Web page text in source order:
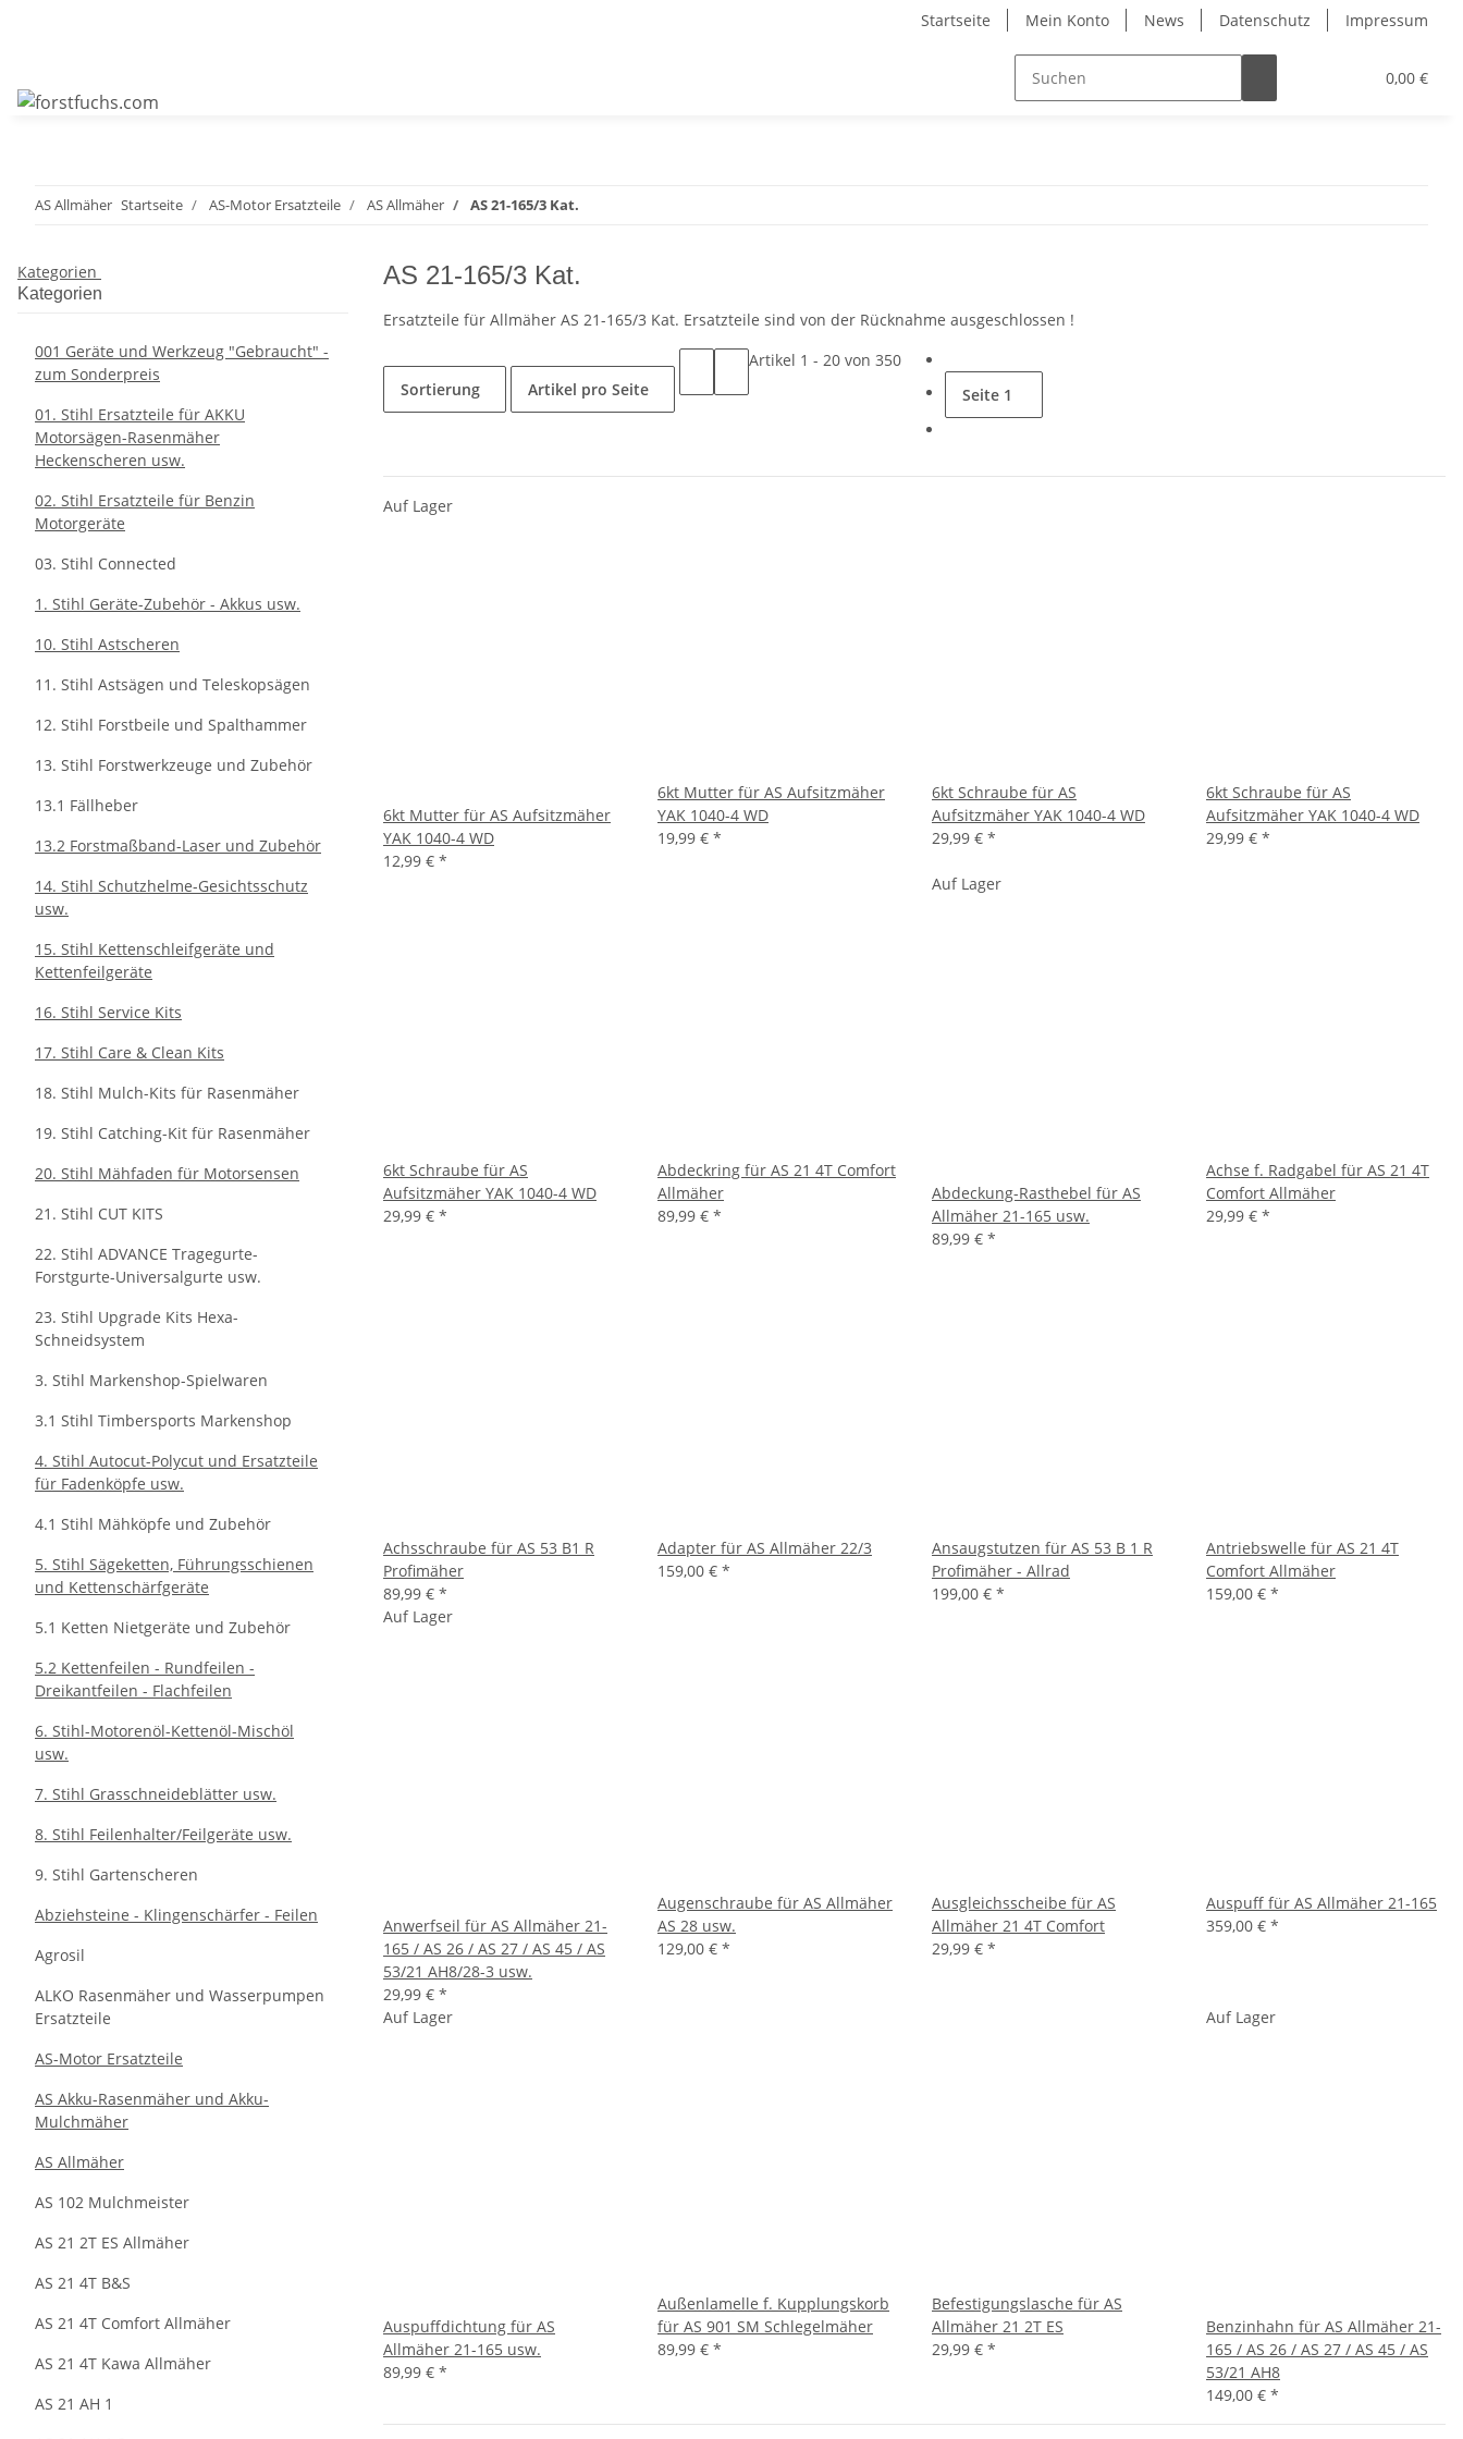
Startseite Mein Konto News Datenschutz Impressum
0,00 €
AS Allmäher Startseite AS-Motor Ersatzteile AS Allmäher AS 21-165/3 Kat.
AS 21-165/3 Kat.
Ersatzteile für Allmäher AS 21-165/3 Kat. Ersatzteile sind von der Rücknahme ausgeschlossen !
Sortierung Artikel pro Seite
Artikel 1 - 20 von 350
Seite 1
Auf Lager
6kt Mutter für AS Aufsitzmäher
YAK 1040-4 WD
12,99 € *
6kt Mutter für AS Aufsitzmäher
YAK 1040-4 WD
19,99 € *
6kt Schraube für AS
Aufsitzmäher YAK 1040-4 WD
29,99 € *
6kt Schraube für AS
Aufsitzmäher YAK 1040-4 WD
29,99 € *
6kt Schraube für AS
Aufsitzmäher YAK 1040-4 WD
29,99 € *
Abdeckring für AS 21 4T Comfort
Allmäher
89,99 € *
Auf Lager
Abdeckung-Rasthebel für AS
Allmäher 21-165 usw.
89,99 € *
Achse f. Radgabel für AS 21 4T
Comfort Allmäher
29,99 € *
Achsschraube für AS 53 B1 R
Profimäher
89,99 € *
Adapter für AS Allmäher 22/3
159,00 € *
Ansaugstutzen für AS 53 B 1 R
Profimäher - Allrad
199,00 € *
Antriebswelle für AS 21 4T
Comfort Allmäher
159,00 € *
Auf Lager
Anwerfseil für AS Allmäher 21-
165 / AS 26 / AS 27 / AS 45 / AS
53/21 AH8/28-3 usw.
29,99 € *
Augenschraube für AS Allmäher
AS 28 usw.
129,00 € *
Ausgleichsscheibe für AS
Allmäher 21 4T Comfort
29,99 € *
Auspuff für AS Allmäher 21-165
359,00 € *
Auf Lager
Auspuffdichtung für AS
Allmäher 21-165 usw.
89,99 € *
Außenlamelle f. Kupplungskorb
für AS 901 SM Schlegelmäher
89,99 € *
Befestigungslasche für AS
Allmäher 21 2T ES
29,99 € *
Auf Lager
Benzinhahn für AS Allmäher 21-
165 / AS 26 / AS 27 / AS 45 / AS
53/21 AH8
149,00 € *
Kategorien
Kategorien
001 Geräte und Werkzeug "Gebraucht" -
zum Sonderpreis
01. Stihl Ersatzteile für AKKU
Motorsägen-Rasenmäher
Heckenscheren usw.
02. Stihl Ersatzteile für Benzin
Motorgeräte
03. Stihl Connected
1. Stihl Geräte-Zubehör - Akkus usw.
10. Stihl Astscheren
11. Stihl Astsägen und Teleskopsägen
12. Stihl Forstbeile und Spalthammer
13. Stihl Forstwerkzeuge und Zubehör
13.1 Fällheber
13.2 Forstmaßband-Laser und Zubehör
14. Stihl Schutzhelme-Gesichtsschutz
usw.
15. Stihl Kettenschleifgeräte und
Kettenfeilgeräte
16. Stihl Service Kits
17. Stihl Care & Clean Kits
18. Stihl Mulch-Kits für Rasenmäher
19. Stihl Catching-Kit für Rasenmäher
20. Stihl Mähfaden für Motorsensen
21. Stihl CUT KITS
22. Stihl ADVANCE Tragegurte-
Forstgurte-Universalgurte usw.
23. Stihl Upgrade Kits Hexa-
Schneidsystem
3. Stihl Markenshop-Spielwaren
3.1 Stihl Timbersports Markenshop
4. Stihl Autocut-Polycut und Ersatzteile
für Fadenköpfe usw.
4.1 Stihl Mähköpfe und Zubehör
5. Stihl Sägeketten, Führungsschienen
und Kettenschärfgeräte
5.1 Ketten Nietgeräte und Zubehör
5.2 Kettenfeilen - Rundfeilen -
Dreikantfeilen - Flachfeilen
6. Stihl-Motorenöl-Kettenöl-Mischöl
usw.
7. Stihl Grasschneideblätter usw.
8. Stihl Feilenhalter/Feilgeräte usw.
9. Stihl Gartenscheren
Abziehsteine - Klingenschärfer - Feilen
Agrosil
ALKO Rasenmäher und Wasserpumpen
Ersatzteile
AS-Motor Ersatzteile
AS Akku-Rasenmäher und Akku-
Mulchmäher
AS Allmäher
AS 102 Mulchmeister
AS 21 2T ES Allmäher
AS 21 4T B&S
AS 21 4T Comfort Allmäher
AS 21 4T Kawa Allmäher
AS 21 AH 1